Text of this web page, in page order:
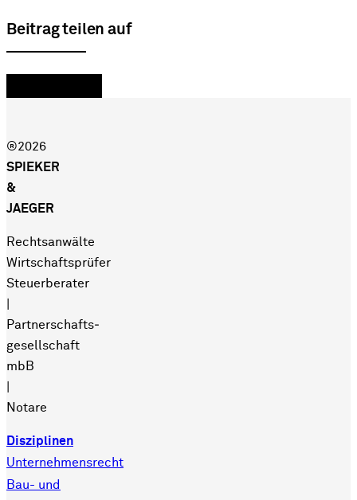
Beitrag teilen auf
®2026
SPIEKER
&
JAEGER
Rechtsanwälte
Wirtschaftsprüfer
Steuerberater
Partnerschafts­
gesellschaft
mbB
Notare
Disziplinen
Unternehmensrecht
Bau- und